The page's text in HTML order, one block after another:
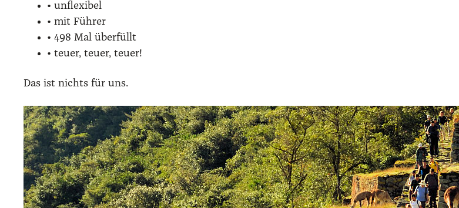
• unfle­xi­bel
• mit Füh­rer
• 498 Mal über­füllt
• teu­er, teu­er, teu­er!
Das ist nichts für uns.